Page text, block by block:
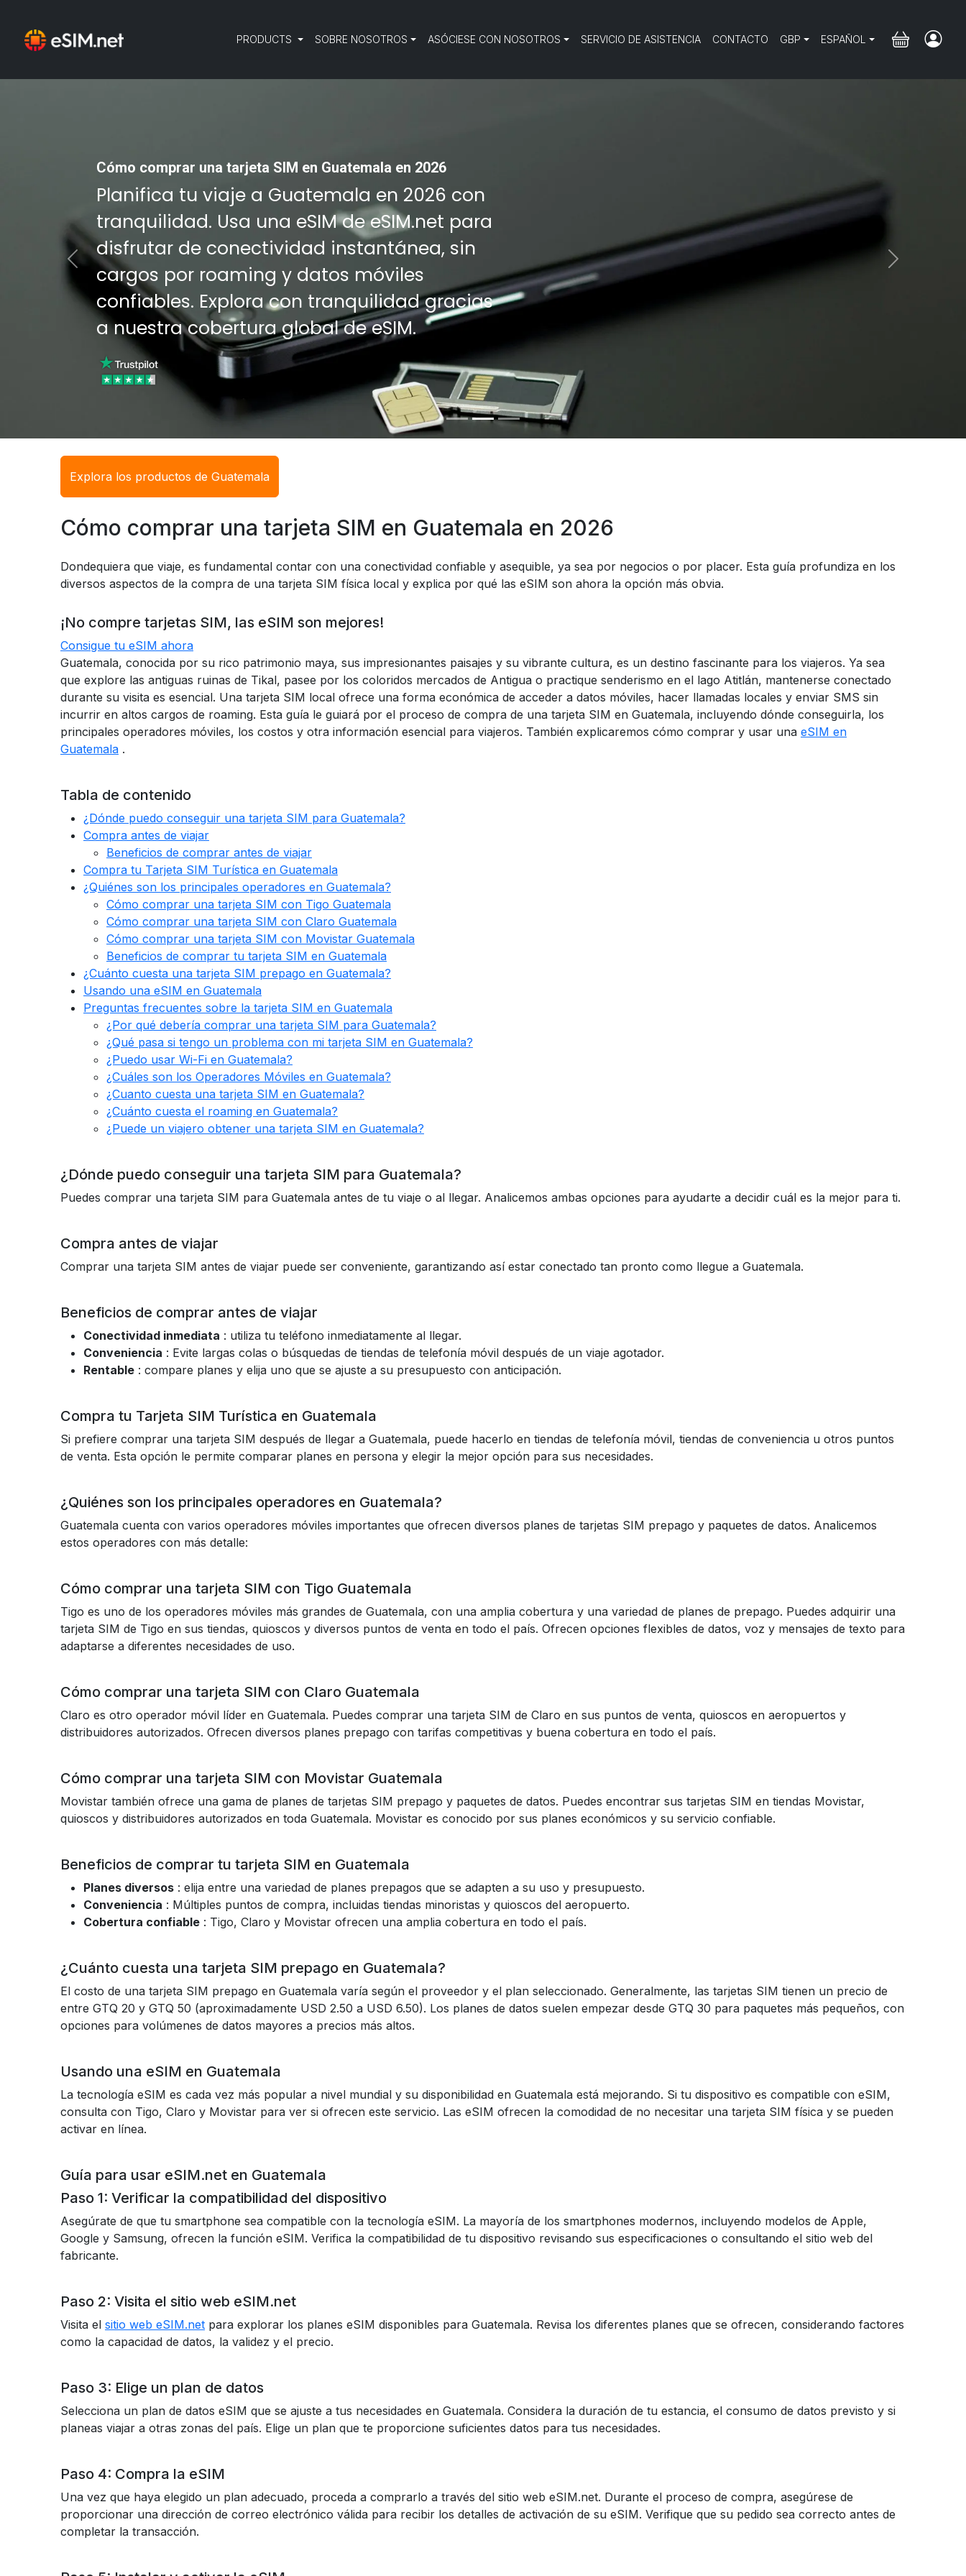
PRODUCTS SOBRE NOSOTROS ASÓCIESE CON NOSOTROS SERVICIO DE ASISTENCIA CONTACTO GBP ESPAÑOL
Cómo comprar una tarjeta SIM en Guatemala en 2026
Planifica tu viaje a Guatemala en 2026 con
tranquilidad. Usa una eSIM de eSIM.net para
disfrutar de conectividad instantánea, sin
cargos por roaming y datos móviles
confiables. Explora con tranquilidad gracias
a nuestra cobertura global de eSIM.
Previous Next
Explora los productos de Guatemala
Cómo comprar una tarjeta SIM en Guatemala en 2026
Dondequiera que viaje, es fundamental contar con una conectividad confiable y asequible, ya sea por negocios o por placer. Esta guía profundiza en los
diversos aspectos de la compra de una tarjeta SIM física local y explica por qué las eSIM son ahora la opción más obvia.
¡No compre tarjetas SIM, las eSIM son mejores!
Consigue tu eSIM ahora
Guatemala, conocida por su rico patrimonio maya, sus impresionantes paisajes y su vibrante cultura, es un destino fascinante para los viajeros. Ya sea
que explore las antiguas ruinas de Tikal, pasee por los coloridos mercados de Antigua o practique senderismo en el lago Atitlán, mantenerse conectado
durante su visita es esencial. Una tarjeta SIM local ofrece una forma económica de acceder a datos móviles, hacer llamadas locales y enviar SMS sin
incurrir en altos cargos de roaming. Esta guía le guiará por el proceso de compra de una tarjeta SIM en Guatemala, incluyendo dónde conseguirla, los
principales operadores móviles, los costos y otra información esencial para viajeros. También explicaremos cómo comprar y usar una eSIM en
Guatemala .
Tabla de contenido
¿Dónde puedo conseguir una tarjeta SIM para Guatemala?
Compra antes de viajar
Beneficios de comprar antes de viajar
Compra tu Tarjeta SIM Turística en Guatemala
¿Quiénes son los principales operadores en Guatemala?
Cómo comprar una tarjeta SIM con Tigo Guatemala
Cómo comprar una tarjeta SIM con Claro Guatemala
Cómo comprar una tarjeta SIM con Movistar Guatemala
Beneficios de comprar tu tarjeta SIM en Guatemala
¿Cuánto cuesta una tarjeta SIM prepago en Guatemala?
Usando una eSIM en Guatemala
Preguntas frecuentes sobre la tarjeta SIM en Guatemala
¿Por qué debería comprar una tarjeta SIM para Guatemala?
¿Qué pasa si tengo un problema con mi tarjeta SIM en Guatemala?
¿Puedo usar Wi-Fi en Guatemala?
¿Cuáles son los Operadores Móviles en Guatemala?
¿Cuanto cuesta una tarjeta SIM en Guatemala?
¿Cuánto cuesta el roaming en Guatemala?
¿Puede un viajero obtener una tarjeta SIM en Guatemala?
¿Dónde puedo conseguir una tarjeta SIM para Guatemala?
Puedes comprar una tarjeta SIM para Guatemala antes de tu viaje o al llegar. Analicemos ambas opciones para ayudarte a decidir cuál es la mejor para ti.
Compra antes de viajar
Comprar una tarjeta SIM antes de viajar puede ser conveniente, garantizando así estar conectado tan pronto como llegue a Guatemala.
Beneficios de comprar antes de viajar
Conectividad inmediata : utiliza tu teléfono inmediatamente al llegar.
Conveniencia : Evite largas colas o búsquedas de tiendas de telefonía móvil después de un viaje agotador.
Rentable : compare planes y elija uno que se ajuste a su presupuesto con anticipación.
Compra tu Tarjeta SIM Turística en Guatemala
Si prefiere comprar una tarjeta SIM después de llegar a Guatemala, puede hacerlo en tiendas de telefonía móvil, tiendas de conveniencia u otros puntos
de venta. Esta opción le permite comparar planes en persona y elegir la mejor opción para sus necesidades.
¿Quiénes son los principales operadores en Guatemala?
Guatemala cuenta con varios operadores móviles importantes que ofrecen diversos planes de tarjetas SIM prepago y paquetes de datos. Analicemos
estos operadores con más detalle:
Cómo comprar una tarjeta SIM con Tigo Guatemala
Tigo es uno de los operadores móviles más grandes de Guatemala, con una amplia cobertura y una variedad de planes de prepago. Puedes adquirir una
tarjeta SIM de Tigo en sus tiendas, quioscos y diversos puntos de venta en todo el país. Ofrecen opciones flexibles de datos, voz y mensajes de texto para
adaptarse a diferentes necesidades de uso.
Cómo comprar una tarjeta SIM con Claro Guatemala
Claro es otro operador móvil líder en Guatemala. Puedes comprar una tarjeta SIM de Claro en sus puntos de venta, quioscos en aeropuertos y
distribuidores autorizados. Ofrecen diversos planes prepago con tarifas competitivas y buena cobertura en todo el país.
Cómo comprar una tarjeta SIM con Movistar Guatemala
Movistar también ofrece una gama de planes de tarjetas SIM prepago y paquetes de datos. Puedes encontrar sus tarjetas SIM en tiendas Movistar,
quioscos y distribuidores autorizados en toda Guatemala. Movistar es conocido por sus planes económicos y su servicio confiable.
Beneficios de comprar tu tarjeta SIM en Guatemala
Planes diversos : elija entre una variedad de planes prepagos que se adapten a su uso y presupuesto.
Conveniencia : Múltiples puntos de compra, incluidas tiendas minoristas y quioscos del aeropuerto.
Cobertura confiable : Tigo, Claro y Movistar ofrecen una amplia cobertura en todo el país.
¿Cuánto cuesta una tarjeta SIM prepago en Guatemala?
El costo de una tarjeta SIM prepago en Guatemala varía según el proveedor y el plan seleccionado. Generalmente, las tarjetas SIM tienen un precio de
entre GTQ 20 y GTQ 50 (aproximadamente USD 2.50 a USD 6.50). Los planes de datos suelen empezar desde GTQ 30 para paquetes más pequeños, con
opciones para volúmenes de datos mayores a precios más altos.
Usando una eSIM en Guatemala
La tecnología eSIM es cada vez más popular a nivel mundial y su disponibilidad en Guatemala está mejorando. Si tu dispositivo es compatible con eSIM,
consulta con Tigo, Claro y Movistar para ver si ofrecen este servicio. Las eSIM ofrecen la comodidad de no necesitar una tarjeta SIM física y se pueden
activar en línea.
Guía para usar eSIM.net en Guatemala
Paso 1: Verificar la compatibilidad del dispositivo
Asegúrate de que tu smartphone sea compatible con la tecnología eSIM. La mayoría de los smartphones modernos, incluyendo modelos de Apple,
Google y Samsung, ofrecen la función eSIM. Verifica la compatibilidad de tu dispositivo revisando sus especificaciones o consultando el sitio web del
fabricante.
Paso 2: Visita el sitio web eSIM.net
Visita el sitio web eSIM.net para explorar los planes eSIM disponibles para Guatemala. Revisa los diferentes planes que se ofrecen, considerando factores
como la capacidad de datos, la validez y el precio.
Paso 3: Elige un plan de datos
Selecciona un plan de datos eSIM que se ajuste a tus necesidades en Guatemala. Considera la duración de tu estancia, el consumo de datos previsto y si
planeas viajar a otras zonas del país. Elige un plan que te proporcione suficientes datos para tus necesidades.
Paso 4: Compra la eSIM
Una vez que haya elegido un plan adecuado, proceda a comprarlo a través del sitio web eSIM.net. Durante el proceso de compra, asegúrese de
proporcionar una dirección de correo electrónico válida para recibir los detalles de activación de su eSIM. Verifique que su pedido sea correcto antes de
completar la transacción.